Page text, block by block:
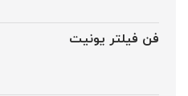
فن فیلتر یونیت